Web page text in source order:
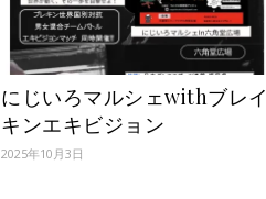
にじいろマルシェwithブレイ
キンエキビジョン
2025年10月3日